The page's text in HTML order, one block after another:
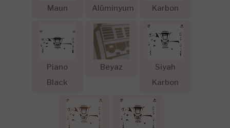
Maun Alüminyum Karbon
Piano
Black
Beyaz
Siyah
Karbon